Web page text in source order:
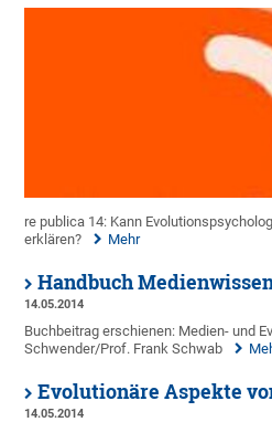
re publica 14: Kann
erklären?
Mehr
Handbuch
14.05.2014
Buchbeitrag erschienen: Medien- und
Schwender/Prof. Frank Schwab
Evolutionäre Aspekte
14.05.2014